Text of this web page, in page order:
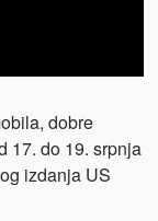
dobre
17. do 19. srpnja
izdanja US